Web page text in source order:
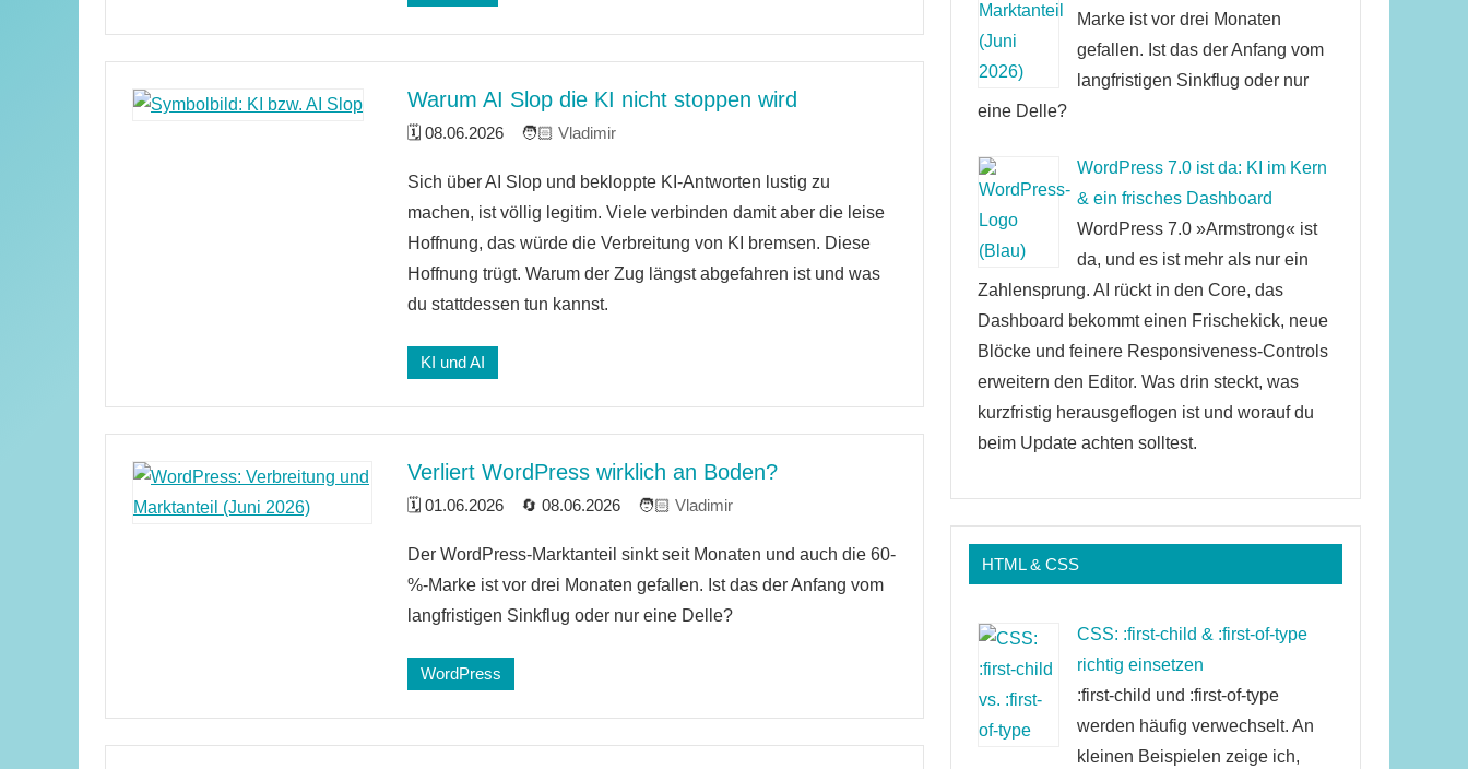
Warum AI Slop die KI nicht stoppen wird
08.06.2026 Vladimir
Keine
Kommentare
Sich über AI Slop und bekloppte KI-Antworten lustig zu
machen, ist völlig legitim. Viele verbinden damit aber die leise
Hoffnung, das würde die Verbreitung von KI bremsen. Diese
Hoffnung trügt. Warum der Zug längst abgefahren ist und was
du stattdessen tun kannst.
KI und AI
Verliert WordPress wirklich an Boden?
01.06.2026 08.06.2026 Vladimir
Ein
Kommentar
Der WordPress-Marktanteil sinkt seit Monaten und auch die 60-
%-Marke ist vor drei Monaten gefallen. Ist das der Anfang vom
langfristigen Sinkflug oder nur eine Delle?
WordPress
Marke ist vor drei Monaten
gefallen. Ist das der Anfang vom
langfristigen Sinkflug oder nur
eine Delle?
WordPress 7.0 ist da: KI im Kern
& ein frisches Dashboard
WordPress 7.0 »Armstrong« ist
da, und es ist mehr als nur ein
Zahlensprung. AI rückt in den Core, das
Dashboard bekommt einen Frischekick, neue
Blöcke und feinere Responsiveness-Controls
erweitern den Editor. Was drin steckt, was
kurzfristig herausgeflogen ist und worauf du
beim Update achten solltest.
HTML & CSS
CSS: :first-child & :first-of-type
richtig einsetzen
:first-child und :first-of-type
werden häufig verwechselt. An
kleinen Beispielen zeige ich,